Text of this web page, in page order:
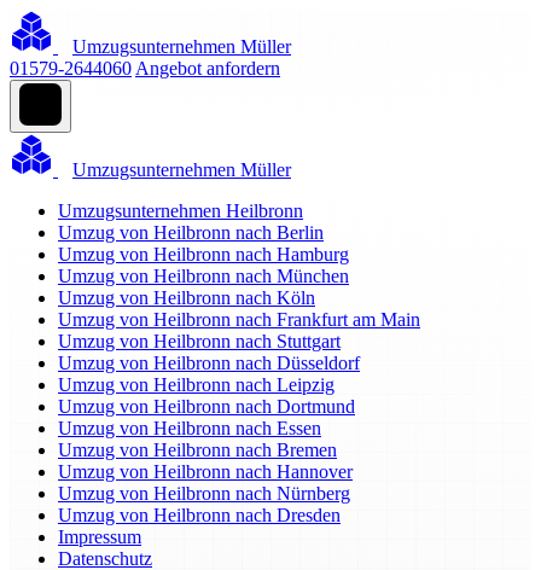
Umzugsunternehmen Müller
01579-2644060 Angebot anfordern
Umzugsunternehmen Müller
Umzugsunternehmen Heilbronn
Umzug von Heilbronn nach Berlin
Umzug von Heilbronn nach Hamburg
Umzug von Heilbronn nach München
Umzug von Heilbronn nach Köln
Umzug von Heilbronn nach Frankfurt am Main
Umzug von Heilbronn nach Stuttgart
Umzug von Heilbronn nach Düsseldorf
Umzug von Heilbronn nach Leipzig
Umzug von Heilbronn nach Dortmund
Umzug von Heilbronn nach Essen
Umzug von Heilbronn nach Bremen
Umzug von Heilbronn nach Hannover
Umzug von Heilbronn nach Nürnberg
Umzug von Heilbronn nach Dresden
Impressum
Datenschutz